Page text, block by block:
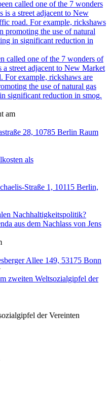
called one of the 7 wonders of
street adjacent to New Market
For example, rickshaws are
the use of natural gas
significant reduction in smog.
am
28, 10785 Berlin Raum
als
Straße 1, 10115 Berlin,
Nachhaltigkeitspolitik?
aus dem Nachlass von Jens
Allee 149, 53175 Bonn
zweiten Weltsozialgipfel der
der Vereinten